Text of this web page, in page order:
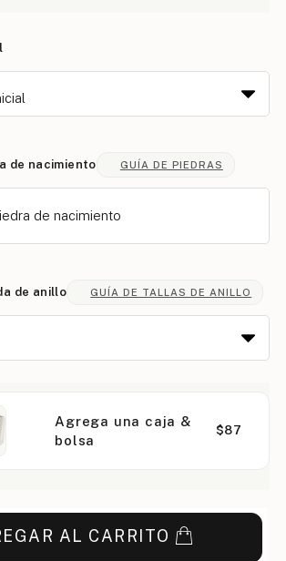
de nacimiento GUÍA DE PIEDRAS
de nacimiento
de anillo GUÍA DE TALLAS DE ANILLO
Agrega una caja &
bolsa
$87
AL CARRITO